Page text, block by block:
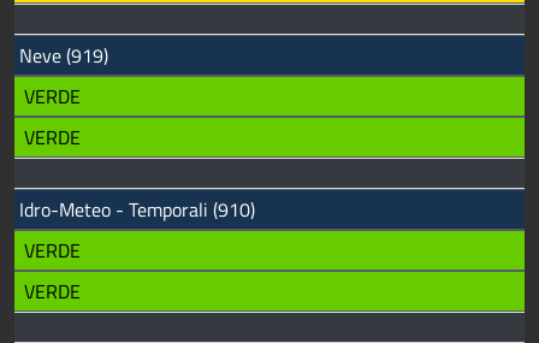
Neve (919)
VERDE
VERDE
Idro-Meteo - Temporali (910)
VERDE
VERDE